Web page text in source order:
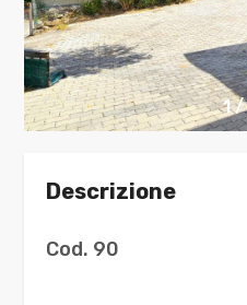
1 /
Descrizione
Cod. 90
Comune
Tipologia
multiscelta